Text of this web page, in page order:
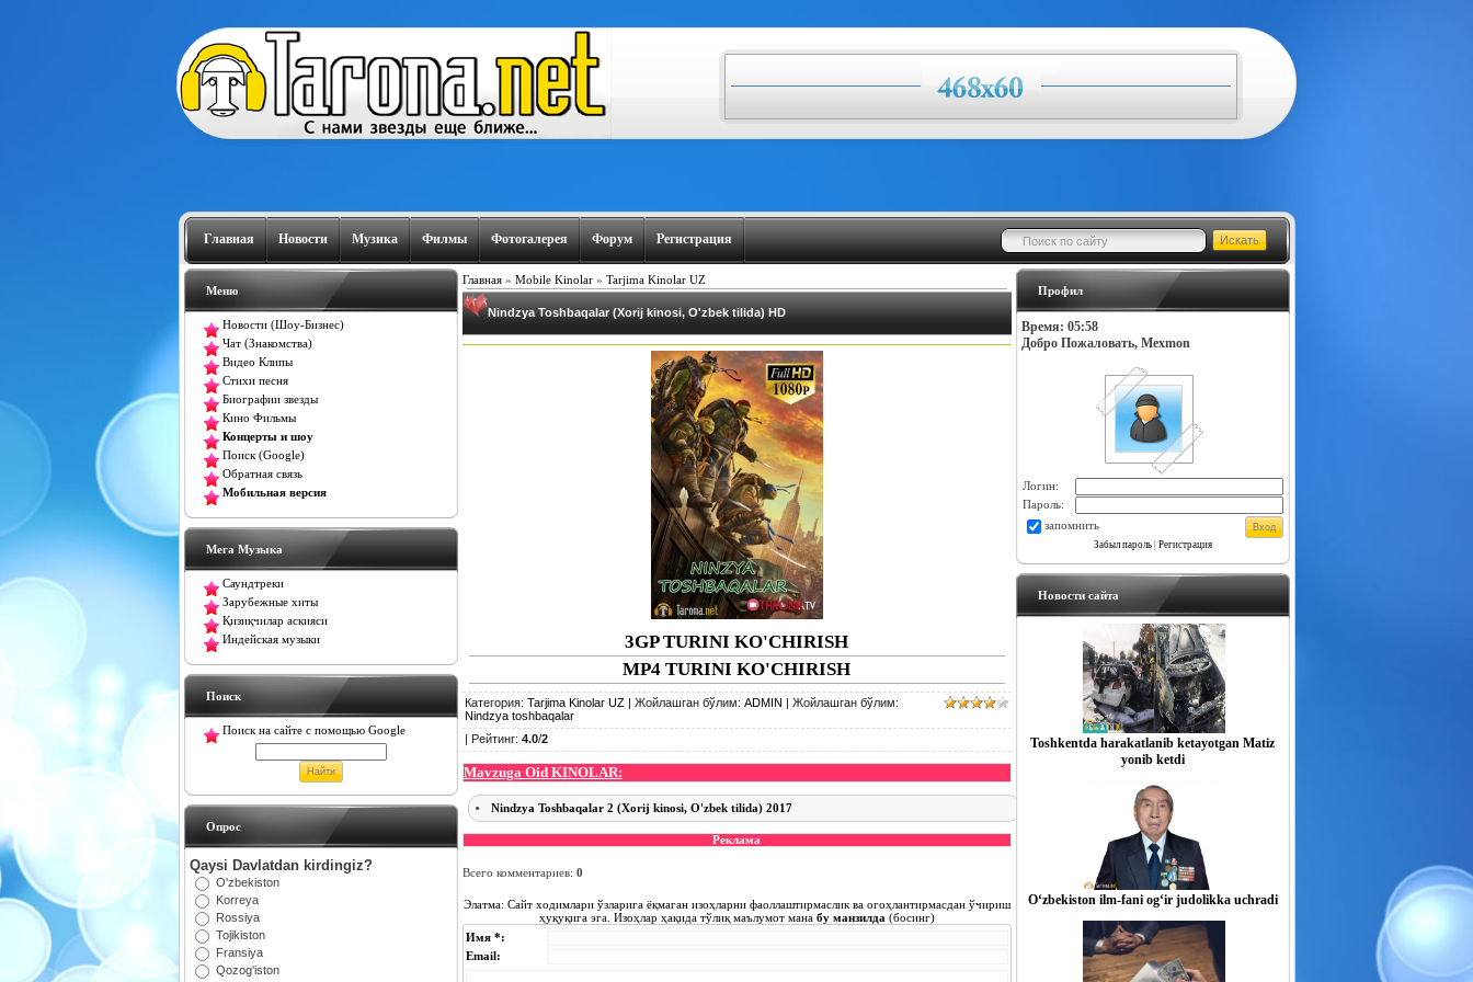
Главная Новости Музика Филмы Фотогалерея Форум Регистрация
Меню
Новости (Шоу-Бизнес)
Чат (Знакомства)
Видео Клипы
Стихи песня
Биографии звезды
Кино Фильмы
Концерты и шоу
Поиск (Google)
Обратная связь
Мобильная версия
Мега Музыка
Саундтреки
Зарубежные хиты
Қизиқчилар аскияси
Индейская музыки
Поиск
Поиск на сайте с помощью Google
Oпрос
Qaysi Davlatdan kirdingiz?
O'zbekiston
Korreya
Rossiya
Tojikiston
Fransiya
Qozog'iston
Главная» Mobile Kinolar» Tarjima Kinolar UZ
Nindzya Toshbaqalar (Xorij kinosi, O'zbek tilida) HD
3GP TURINI KO'CHIRISH
MP4 TURINI KO'CHIRISH
Категория: Tarjima Kinolar UZ| Жойлашган бўлим: ADMIN | Жойлашган бўлим:
Nindzya toshbaqalar
| Рейтинг: 4.0/2
Mavzuga Oid KINOLAR:
Nindzya Toshbaqalar 2 (Xorij kinosi, O'zbek tilida) 2017
Реклама
Всего комментариев: 0
Элатма: Сайт ходимлари ўзларига ёқмаган изоҳларни фаоллаштирмаслик ва огоҳлантирмасдан ўчириш
ҳуқуқига эга. Изоҳлар ҳақида тўлиқ маълумот манабу манзилда (босинг)
Имя *:
Email:
Профил
Время: 05:58
Добро Пожаловать, Mexmon
Логин:
Пароль:
запомнить
Забыл пароль| Регистрация
Новости сайта
Toshkentda harakatlanib ketayotgan Matiz
yonib ketdi
O‘zbekiston ilm-fani og‘ir judolikka uchradi